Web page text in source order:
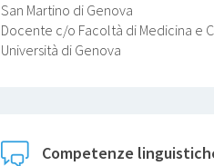
San Martino di Genova
Docente c/o Facoltà di Medicina e
Università di Genova
Competenze